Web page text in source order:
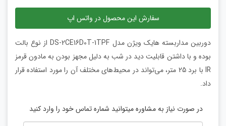
سفارش این محصول در واتس اپ
دوربین مداربسته هایک ویژن مدل DS-2CE16D0T-1TPF از نوع بالت
بوده و با داشتن قابلیت دید در شب به دلیل مجهز بودن به مادون قرمز
IR با برد 25 متر، می‌تواند در محیط‌های مختلف آن را مورد استفاده قرار
داد.
در صورت نیاز به مشاوره میتوانید شماره تماس خود را وارد کنید